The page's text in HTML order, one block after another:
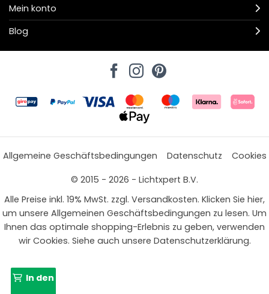
Mein konto
Blog
Allgemeine Geschäftsbedingungen Datenschutz
Cookies
© 2015 - 2026 - Lichtxpert B.V.
Alle Preise inkl. 19% MwSt. zzgl. Versandkosten. Klicken Sie hier,
um unsere Allgemeinen Geschäftsbedingungen zu lesen. Um
Ihnen das optimale shopping-Erlebnis zu geben, verwenden
wir Cookies. Siehe auch unsere Datenschutzerklärung.
In den